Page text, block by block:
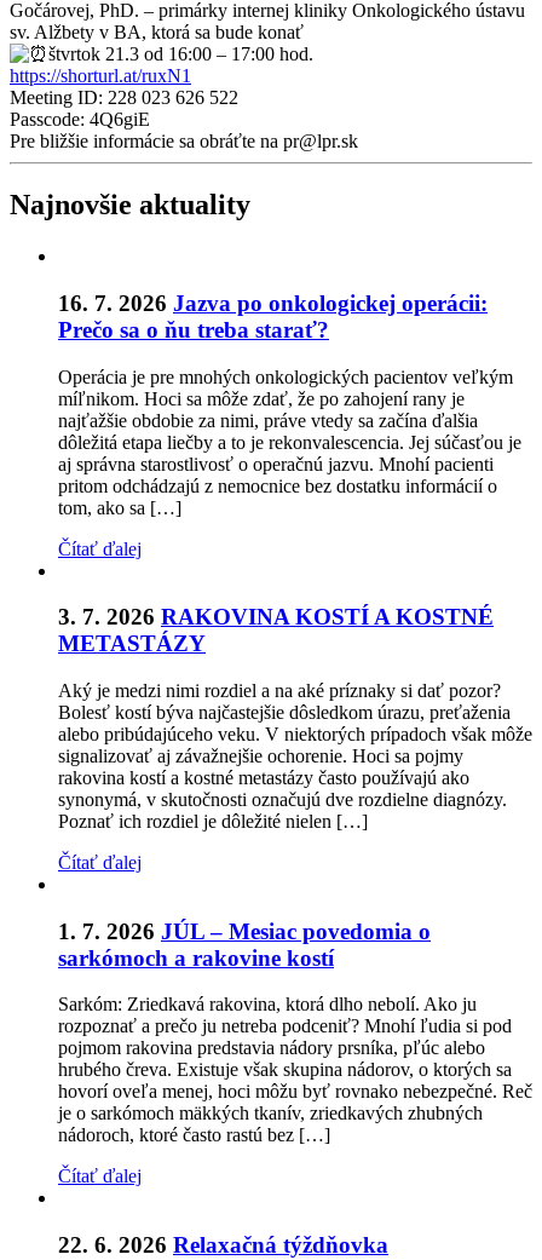
Gočárovej, PhD. – primárky internej kliniky Onkologického ústavu
sv. Alžbety v BA, ktorá sa bude konať
štvrtok 21.3 od 16:00 – 17:00 hod.
https://shorturl.at/ruxN1
Meeting ID: 228 023 626 522
Passcode: 4Q6giE
Pre bližšie informácie sa obráťte na pr@lpr.sk
Najnovšie aktuality
16. 7. 2026 Jazva po onkologickej operácii:
Prečo sa o ňu treba starať?
Operácia je pre mnohých onkologických pacientov veľkým
míľnikom. Hoci sa môže zdať, že po zahojení rany je
najťažšie obdobie za nimi, práve vtedy sa začína ďalšia
dôležitá etapa liečby a to je rekonvalescencia. Jej súčasťou je
aj správna starostlivosť o operačnú jazvu. Mnohí pacienti
pritom odchádzajú z nemocnice bez dostatku informácií o
tom, ako sa […]
Čítať ďalej
3. 7. 2026 RAKOVINA KOSTÍ A KOSTNÉ
METASTÁZY
Aký je medzi nimi rozdiel a na aké príznaky si dať pozor?
Bolesť kostí býva najčastejšie dôsledkom úrazu, preťaženia
alebo pribúdajúceho veku. V niektorých prípadoch však môže
signalizovať aj závažnejšie ochorenie. Hoci sa pojmy
rakovina kostí a kostné metastázy často používajú ako
synonymá, v skutočnosti označujú dve rozdielne diagnózy.
Poznať ich rozdiel je dôležité nielen […]
Čítať ďalej
1. 7. 2026 JÚL – Mesiac povedomia o
sarkómoch a rakovine kostí
Sarkóm: Zriedkavá rakovina, ktorá dlho nebolí. Ako ju
rozpoznať a prečo ju netreba podceniť? Mnohí ľudia si pod
pojmom rakovina predstavia nádory prsníka, pľúc alebo
hrubého čreva. Existuje však skupina nádorov, o ktorých sa
hovorí oveľa menej, hoci môžu byť rovnako nebezpečné. Reč
je o sarkómoch mäkkých tkanív, zriedkavých zhubných
nádoroch, ktoré často rastú bez […]
Čítať ďalej
22. 6. 2026 Relaxačná týždňovka